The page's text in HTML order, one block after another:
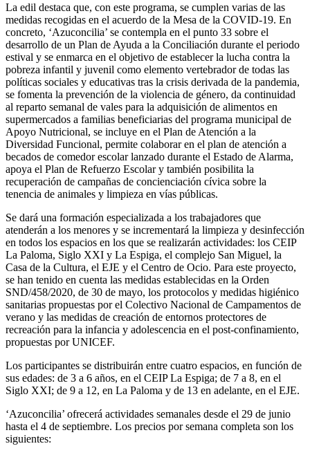
La edil destaca que, con este programa, se cumplen varias de las
medidas recogidas en el acuerdo de la Mesa de la COVID-19. En
concreto, ‘Azuconcilia’ se contempla en el punto 33 sobre el
desarrollo de un Plan de Ayuda a la Conciliación durante el periodo
estival y se enmarca en el objetivo de establecer la lucha contra la
pobreza infantil y juvenil como elemento vertebrador de todas las
políticas sociales y educativas tras la crisis derivada de la pandemia,
se fomenta la prevención de la violencia de género, da continuidad
al reparto semanal de vales para la adquisición de alimentos en
supermercados a familias beneficiarias del programa municipal de
Apoyo Nutricional, se incluye en el Plan de Atención a la
Diversidad Funcional, permite colaborar en el plan de atención a
becados de comedor escolar lanzado durante el Estado de Alarma,
apoya el Plan de Refuerzo Escolar y también posibilita la
recuperación de campañas de concienciación cívica sobre la
tenencia de animales y limpieza en vías públicas.
Se dará una formación especializada a los trabajadores que
atenderán a los menores y se incrementará la limpieza y desinfección
en todos los espacios en los que se realizarán actividades: los CEIP
La Paloma, Siglo XXI y La Espiga, el complejo San Miguel, la
Casa de la Cultura, el EJE y el Centro de Ocio. Para este proyecto,
se han tenido en cuenta las medidas establecidas en la Orden
SND/458/2020, de 30 de mayo, los protocolos y medidas higiénico
sanitarias propuestas por el Colectivo Nacional de Campamentos de
verano y las medidas de creación de entornos protectores de
recreación para la infancia y adolescencia en el post-confinamiento,
propuestas por UNICEF.
Los participantes se distribuirán entre cuatro espacios, en función de
sus edades: de 3 a 6 años, en el CEIP La Espiga; de 7 a 8, en el
Siglo XXI; de 9 a 12, en La Paloma y de 13 en adelante, en el EJE.
‘Azuconcilia’ ofrecerá actividades semanales desde el 29 de junio
hasta el 4 de septiembre. Los precios por semana completa son los
siguientes: